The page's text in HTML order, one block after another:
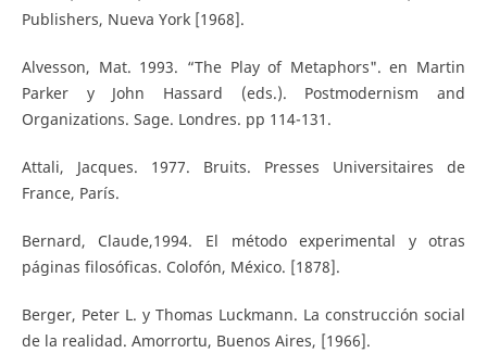
Publishers, Nueva York [1968].
Alvesson, Mat. 1993. “The Play of Metaphors". en Martin
Parker y John Hassard (eds.). Postmodernism and
Organizations. Sage. Londres. pp 114-131.
Attali, Jacques. 1977. Bruits. Presses Universitaires de
France, París.
Bernard, Claude,1994. El método experimental y otras
páginas filosóficas. Colofón, México. [1878].
Berger, Peter L. y Thomas Luckmann. La construcción social
de la realidad. Amorrortu, Buenos Aires, [1966].